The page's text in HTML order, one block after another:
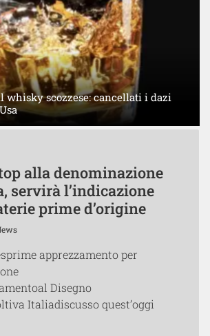
whisky scozzese: cancellati i dazi
alla denominazione
servirà l’indicazione
prime d’origine
apprezzamento per
Disegno
Italiadiscusso quest’oggi